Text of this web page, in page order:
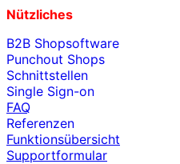
Nützliches
B2B Shopsoftware
Punchout Shops
Schnittstellen
Single Sign-on
FAQ
Referenzen
Funktionsübersicht
Supportformular